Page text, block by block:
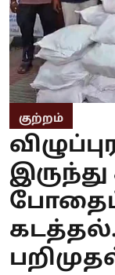
குற்றம்